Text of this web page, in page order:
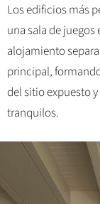
Los edificios más
una sala de
alojamiento
principal,
del sitio expuesto
tranquilos.